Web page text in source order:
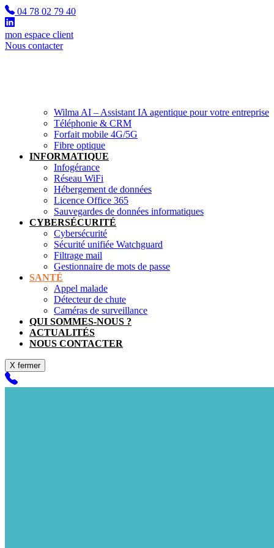
04 78 02 79 40
mon espace client
Nous contacter
Wilma AI – Assistant IA agentique pour votre entreprise
Téléphonie & CRM
Forfait mobile 4G/5G
Fibre optique
INFORMATIQUE
Infogérance
Réseau WiFi
Hébergement de données
Licence Office 365
Sauvegardes de données informatiques
CYBERSÉCURITÉ
Cybersécurité
Sécurité unifiée Watchguard
Filtrage mail
Gestionnaire de mots de passe
SANTÉ
Appel malade
Détecteur de chute
Caméras de surveillance
QUI SOMMES-NOUS ?
ACTUALITÉS
NOUS CONTACTER
X fermer